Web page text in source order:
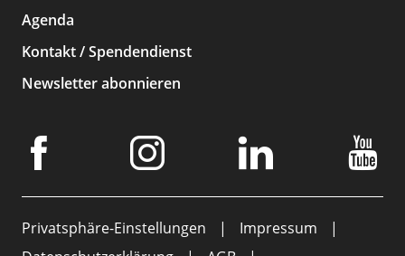
Agenda
Kontakt / Spendendienst
Newsletter abonnieren
Privatsphäre-Einstellungen
Impressum